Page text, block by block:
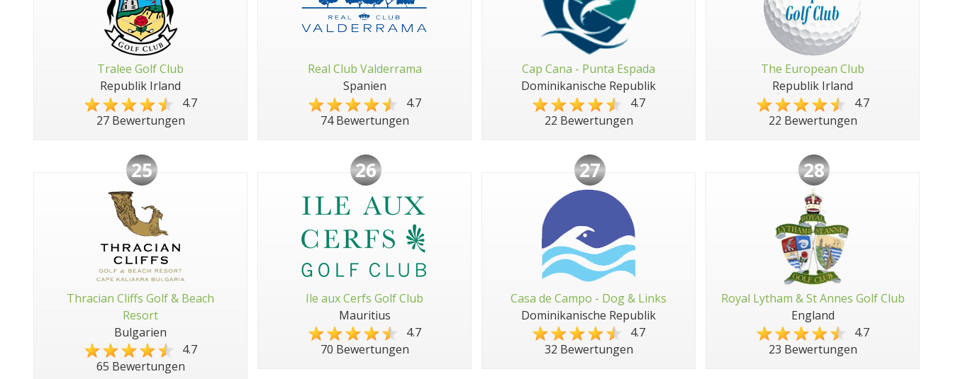
Tralee Golf Club
Republik Irland
4.7
27 Bewertungen
Real Club Valderrama
Spanien
4.7
74 Bewertungen
Cap Cana - Punta Espada
Dominikanische Republik
4.7
22 Bewertungen
The European Club
Republik Irland
4.7
22 Bewertungen
25
Thracian Cliffs Golf & Beach
Resort
Bulgarien
4.7
65 Bewertungen
26
Ile aux Cerfs Golf Club
Mauritius
4.7
70 Bewertungen
27
Casa de Campo - Dog & Links
Dominikanische Republik
4.7
32 Bewertungen
28
Royal Lytham & St Annes Golf Club
England
4.7
23 Bewertungen